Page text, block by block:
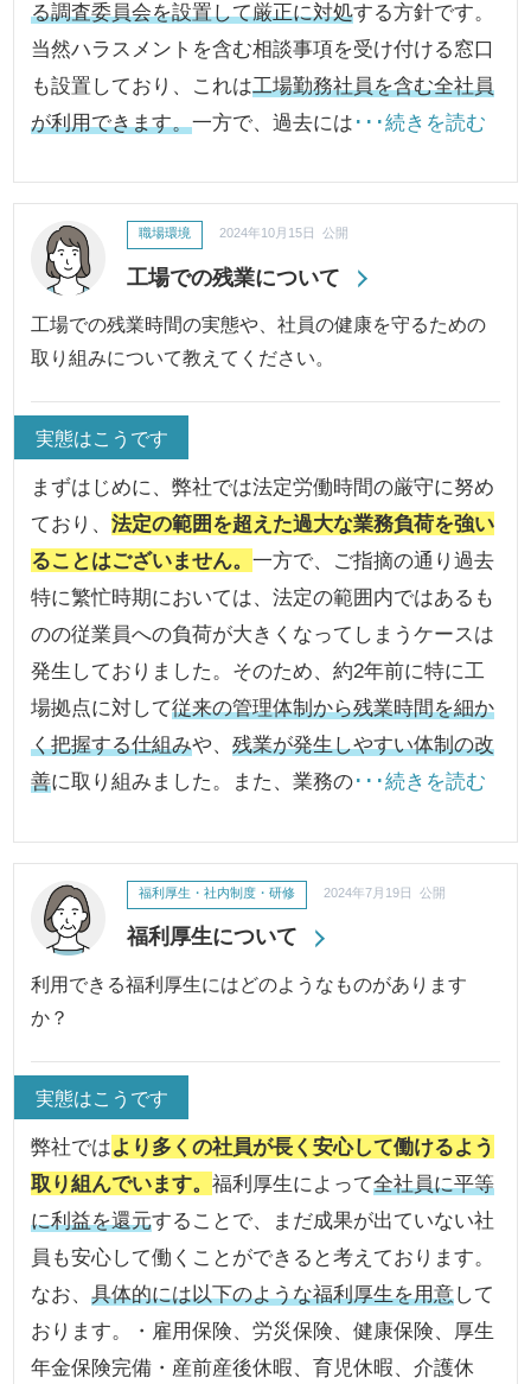
る調査委員会を設置して厳正に対処する方針です。
当然ハラスメントを含む相談事項を受け付ける窓口
も設置しており、これは工場勤務社員を含む全社員
が利用できます。一方で、過去には ･･･続きを読む
工場での残業について
職場環境 2024年10月15日 公開
工場での残業時間の実態や、社員の健康を守るための
取り組みについて教えてください。
実態はこうです
まずはじめに、弊社では法定労働時間の厳守に努め
ており、法定の範囲を超えた過大な業務負荷を強い
ることはございません。一方で、ご指摘の通り過去
特に繁忙時期においては、法定の範囲内ではあるも
のの従業員への負荷が大きくなってしまうケースは
発生しておりました。そのため、約2年前に特に工
場拠点に対して従来の管理体制から残業時間を細か
く把握する仕組みや、残業が発生しやすい体制の改
善に取り組みました。また、業務の･･･続きを読む
福利厚生について
福利厚生・社内制度・研修 2024年7月19日 公開
利用できる福利厚生にはどのようなものがあります
か？
実態はこうです
弊社ではより多くの社員が長く安心して働けるよう
取り組んでいます。福利厚生によって全社員に平等
に利益を還元することで、まだ成果が出ていない社
員も安心して働くことができると考えております。
なお、具体的には以下のような福利厚生を用意して
おります。・雇用保険、労災保険、健康保険、厚生
年金保険完備・産前産後休暇、育児休暇、介護休